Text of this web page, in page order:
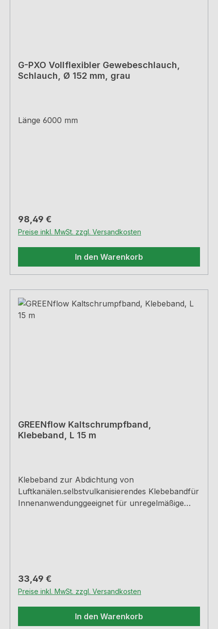
G-PXO Vollflexibler Gewebeschlauch,
Schlauch, Ø 152 mm, grau
Länge 6000 mm
Regulärer Preis:
98,49 €
Preise inkl. MwSt. zzgl. Versandkosten
In den Warenkorb
GREENflow Kaltschrumpfband,
Klebeband, L 15 m
Klebeband zur Abdichtung von
Luftkanälen.selbstvulkanisierendes Klebebandfür
Innenanwendunggeeignet für unregelmäßige
Regulärer Preis:
33,49 €
Preise inkl. MwSt. zzgl. Versandkosten
In den Warenkorb